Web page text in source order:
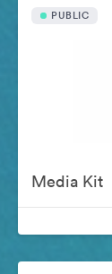
PUBLIC
Media Kit